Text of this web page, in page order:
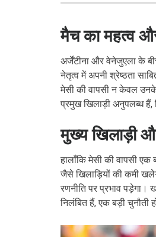
मैच का महत्व
अर्जेंटीना और वेनेजुएला के
नेतृत्व में अपनी श्रेष्ठता
मेसी की वापसी न केवल
प्रमुख खिलाड़ी अनुपलब्ध हैं,
मुख्य खिलाड़ी
हालाँकि मेसी की वापसी एक
जैसे खिलाड़ियों की कमी
रणनीति पर प्रभाव पड़ेगा।
निलंबित हैं, एक बड़ी चुनौती